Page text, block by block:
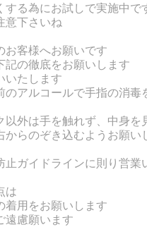
する為にお試しで実施中で
意下さいね
客様へお願いです
記の徹底をお願いします
いたします
のアルコールで手指の消毒
以外は手を触れず、 中身を
からのぞき込むようお願い
ガイドラインに則り営業
は
着用をお願いします
遠慮願います